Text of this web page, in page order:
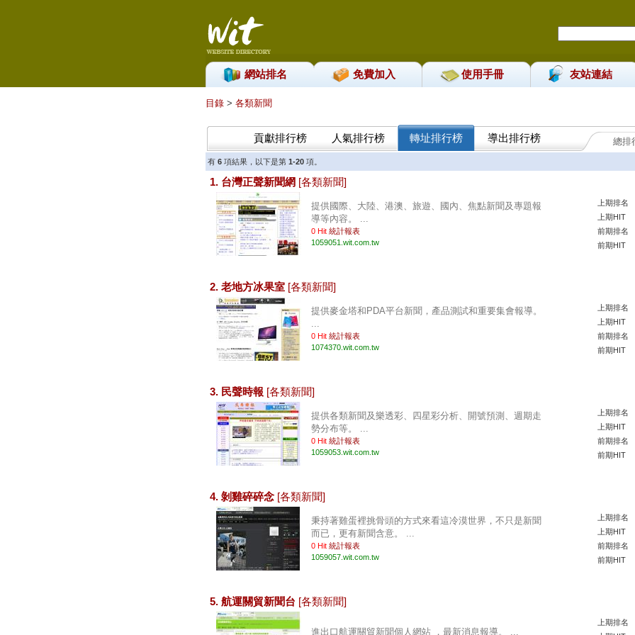
網站排名 免費加入 使用手冊 友站連結
目錄 > 各類新聞
貢獻排行榜 人氣排行榜 轉址排行榜 導出排行榜 總排
有 6 項結果，以下是第 1-20項。
1. 台灣正聲新聞網 [各類新聞]
提供國際、大陸、港澳、旅遊、國內、焦點新聞及專題報
導等內容。 ...
0 Hit 統計報表
1059051.wit.com.tw
上期排名
上期HIT
前期排名
前期HIT
2. 老地方冰果室 [各類新聞]
提供麥金塔和PDA平台新聞，產品測試和重要集會報導。
...
0 Hit 統計報表
1074370.wit.com.tw
上期排名
上期HIT
前期排名
前期HIT
3. 民聲時報 [各類新聞]
提供各類新聞及樂透彩、四星彩分析、開號預測、週期走
勢分布等。 ...
0 Hit 統計報表
1059053.wit.com.tw
上期排名
上期HIT
前期排名
前期HIT
4. 剝雞碎碎念 [各類新聞]
秉持著雞蛋裡挑骨頭的方式來看這冷漠世界，不只是新聞
而已，更有新聞含意。 ...
0 Hit 統計報表
1059057.wit.com.tw
上期排名
上期HIT
前期排名
前期HIT
5. 航運關貿新聞台 [各類新聞]
進出口航運關貿新聞個人網站 ，最新消息報導。 ...
上期排名